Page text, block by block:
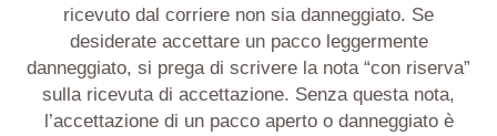
ricevuto dal corriere non sia danneggiato. Se
desiderate accettare un pacco leggermente
danneggiato, si prega di scrivere la nota “con riserva”
sulla ricevuta di accettazione. Senza questa nota,
l’accettazione di un pacco aperto o danneggiato è